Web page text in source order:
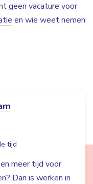
geen vacature voor
en wie weet nemen
tijd
meer tijd voor
Dan is werken in